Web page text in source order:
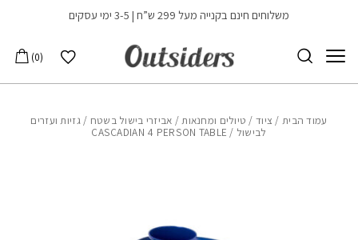
Skip to Contentמשלוחים חינם בקנייה מעל 299 ש”ח | 3-5 ימי עסקים
הרשימה שלי
0
עמוד הבית / ציוד/ טיולים ומחנאות/ אביזרי בישול בשטח /גזיות ועזרים
לבישול / CASCADIAN 4 PERSON TABLE